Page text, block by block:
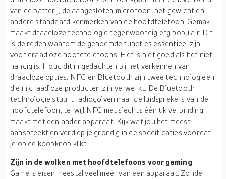
van de batterij, de aangesloten microfoon, het gewicht en
andere standaard kenmerken van de hoofdtelefoon. Gemak
maakt draadloze technologie tegenwoordig erg populair. Dit
is de reden waarom de genoemde functies essentieel zijn
voor draadloze hoofdtelefoons. Het is niet goed als het niet
handig is. Houd dit in gedachten bij het verkennen van
draadloze opties. NFC en Bluetooth zijn twee technologieën
die in draadloze producten zijn verwerkt. De Bluetooth-
technologie stuurt radiogolven naar de luidsprekers van de
hoofdtelefoon, terwijl NFC met slechts één tik verbinding
maakt met een ander apparaat. Kijk wat jou het meest
aanspreekt en verdiep je grondig in de specificaties voordat
je op de koopknop klikt.
Zijn in de wolken met hoofdtelefoons voor gaming
Gamers eisen meestal veel meer van een apparaat. Zonder